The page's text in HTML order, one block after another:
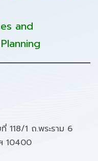
and
118/1 ถ.พระราม 6
10400